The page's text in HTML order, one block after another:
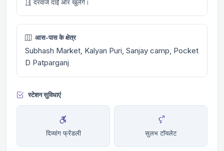
दरवाजे दाईं ओर खुलेंगे।
आस-पास के क्षेत्र
Subhash Market, Kalyan Puri, Sanjay camp, Pocket
D Patparganj
स्टेशन सुविधाएं
दिव्यांग फ्रेंडली सुलभ टॉयलेट